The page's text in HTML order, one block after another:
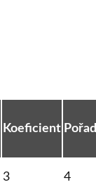
Koeficient
3 4